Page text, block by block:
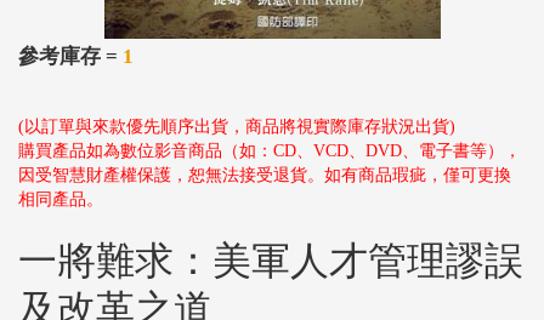
參考庫存 = 1
(以訂單與來款優先順序出貨，商品將視實際庫存狀況出貨)
購買產品如為數位影音商品（如：CD、VCD、DVD、電子書等），
因受智慧財產權保護，恕無法接受退貨。如有商品瑕疵，僅可更換
相同產品。
一將難求：美軍人才管理謬誤
及改革之道